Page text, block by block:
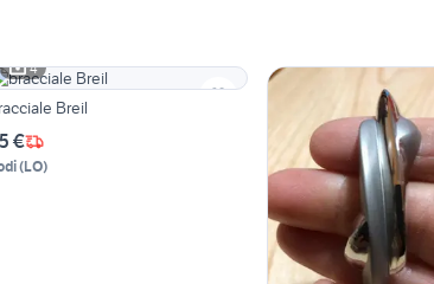
4
Breil
€
(LO)